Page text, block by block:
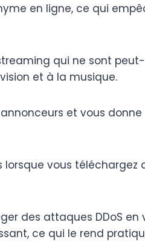
en ligne, ce qui
qui ne sont
et à la musique.
et vous
vous téléchargez
des attaques DDoS en
ce qui le rend